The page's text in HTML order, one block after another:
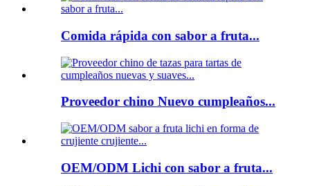
Comida rápida con sabor a fruta...
Proveedor chino Nuevo cumpleaños...
OEM/ODM Lichi con sabor a fruta...